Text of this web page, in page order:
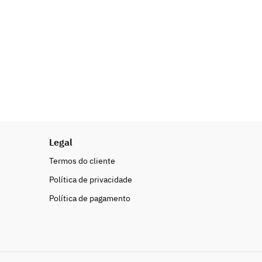
Legal
Termos do cliente
Política de privacidade
Política de pagamento